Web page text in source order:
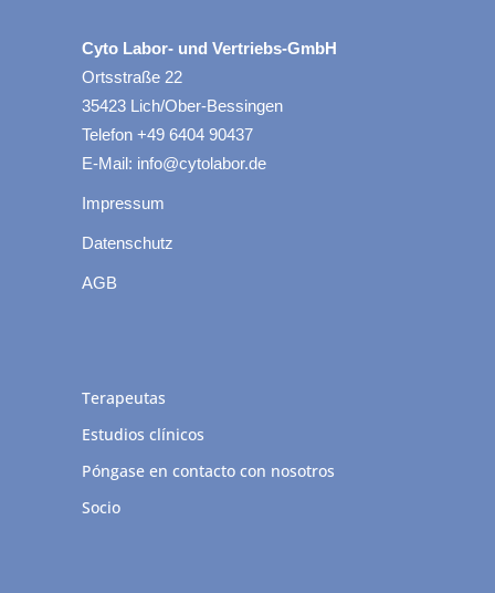
Cyto Labor- und Vertriebs-GmbH
Ortsstraße 22
35423 Lich/Ober-Bessingen
Telefon +49 6404 90437
E-Mail: info@cytolabor.de
Impressum
Datenschutz
AGB
Terapeutas
Estudios clínicos
Póngase en contacto con nosotros
Socio